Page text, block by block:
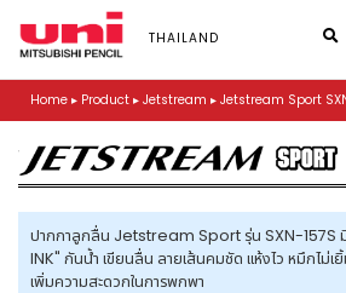
p
o
THAILAND
Home ▸ Product ▸ Jetstream ▸ Jetstream Sport
ปากกาลูกลื่น Jetstream Sport รุ่น SXN-157S
INK" กันน้ำ เขียนลื่น ลายเส้นคมชัด แห้งไว หมึกไม่
เพิ่มความสะดวกในการพกพา